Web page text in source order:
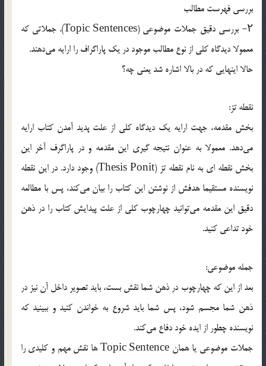
بررسي فهرست مطالب
۲- بررسي دقيق جملات موضوعي (Topic Sentences). جملاتي كه
معمولا ديدگاه كلي از نوع مطالب موجود در يك پاراگراف را ارایه مي‌دهند.
حالا اينهايي كه در بالا اشاره شد يعني چه؟
نقطه تز:
بخش مقدمه، جهت ارایه يك ديدگاه كلي از علت پديد آمدن كتاب ارایه
مي‌دهد. معمولا به عنوان نتيجه گيري اين مقدمه و در پاراگرف آخر اين
بخش نقطه اي به نام نقطه تز (Thesis Ponit) وجود دارد. در اين نقطه
نويسنده مستقيما هدفش از نوشتن اين كتاب را بيان مي‌كند، پس با مطالعه
دقيق اين مقدمه مي‌توانيد چهارچوب كلي از علت پيدايش كتاب را در ذهن
خود تداعي كنيد.
جمله موضوعي:
بعد از اين كه چهارچوب در ذهن شما نقش بست، بايد تصوير داخل آن نيز در
ذهن شما مجسم شود، پس شما بايد شروع به خواندن كنيد و ببينيد كه
نويسنده چطور از ايده خود دفاع مي‌كند.
جملات موضوعي يا همان Topic Sentence ها نقش مهم و كليدي را